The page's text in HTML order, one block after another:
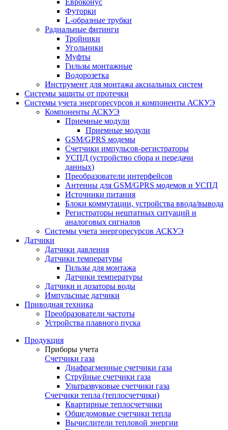
Евроконус
Футорки
L-образные трубки
Радиальные фитинги
Тройники
Угольники
Муфты
Гильзы монтажные
Водорозетка
Инструмент для монтажа аксиальных систем
Системы защиты от протечки
Системы учета энергоресурсов и компоненты АСКУЭ
Компоненты АСКУЭ
Приемные модули
Приемные модули
GSM/GPRS модемы
Счетчики импульсов-регистраторы
УСПД (устройство сбора и передачи
данных)
Преобразователи интерфейсов
Антенны для GSM/GPRS модемов и УСПД
Источники питания
Блоки коммутации, устройства ввода/вывода
Регистраторы нештатных ситуаций и
аналоговых сигналов
Системы учета энергоресурсов АСКУЭ
Датчики
Датчики давления
Датчики температуры
Гильзы для монтажа
Датчики температуры
Датчики и дозаторы воды
Импульсные датчики
Приводная техника
Преобразователи частоты
Устройства плавного пуска
Продукция
Приборы учета
Счетчики газа
Диафрагменные счетчики газа
Струйные счетчики газа
Ультразвуковые счетчики газа
Счетчики тепла (теплосчетчики)
Квартирные теплосчетчики
Общедомовые счетчики тепла
Вычислители тепловой энергии